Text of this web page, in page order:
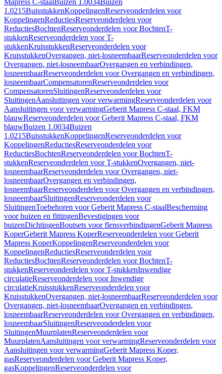
Mapress C-staalBuizen 1.0034Buizen
1.0215BuisstukkenKoppelingenReserveonderdelen voor
KoppelingenReductiesReserveonderdelen voor
ReductiesBochtenReserveonderdelen voor BochtenT-
stukkenReserveonderdelen voor T-
stukkenKruisstukkenReserveonderdelen voor
KruisstukkenOvergangen, niet-losneembaarReserveonderdelen voor
Overgangen, niet-losneembaarOvergangen en verbindingen,
losneembaarReserveonderdelen voor Overgangen en verbindingen,
losneembaarCompensatorenReserveonderdelen voor
CompensatorenSluitingenReserveonderdelen voor
SluitingenAansluitingen voor verwarmingReserveonderdelen voor
Aansluitingen voor verwarmingGeberit Mapress C-staal, FKM
blauwReserveonderdelen voor Geberit Mapress C-staal, FKM
blauwBuizen 1.0034Buizen
1.0215BuisstukkenKoppelingenReserveonderdelen voor
KoppelingenReductiesReserveonderdelen voor
ReductiesBochtenReserveonderdelen voor BochtenT-
stukkenReserveonderdelen voor T-stukkenOvergangen, niet-
losneembaarReserveonderdelen voor Overgangen, niet-
losneembaarOvergangen en verbindingen,
losneembaarReserveonderdelen voor Overgangen en verbindingen,
losneembaarSluitingenReserveonderdelen voor
SluitingenToebehoren voor Geberit Mapress C-staalBescherming
voor buizen en fittingenBevestigingen voor
buizenDichtingenBoutsets voor flensverbindingenGeberit Mapress
KoperGeberit Mapress KoperReserveonderdelen voor Geberit
Mapress KoperKoppelingenReserveonderdelen voor
KoppelingenReductiesReserveonderdelen voor
ReductiesBochtenReserveonderdelen voor BochtenT-
stukkenReserveonderdelen voor T-stukkenInwendige
circulatieReserveonderdelen voor Inwendige
circulatieKruisstukkenReserveonderdelen voor
KruisstukkenOvergangen, niet-losneembaarReserveonderdelen voor
Overgangen, niet-losneembaarOvergangen en verbindingen,
losneembaarReserveonderdelen voor Overgangen en verbindingen,
losneembaarSluitingenReserveonderdelen voor
SluitingenMuurplatenReserveonderdelen voor
MuurplatenAansluitingen voor verwarmingReserveonderdelen voor
Aansluitingen voor verwarmingGeberit Mapress Koper,
gasReserveonderdelen voor Geberit Mapress Koper,
gasKoppelingenReserveonderdelen voor